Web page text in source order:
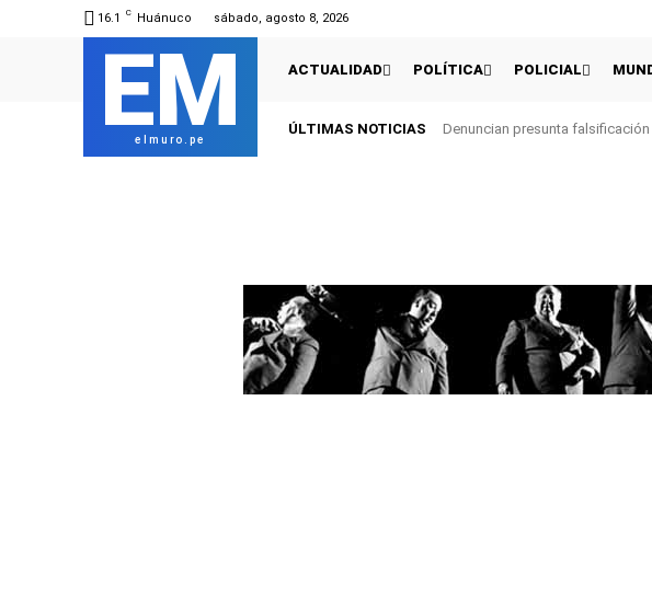
16.1 C Huánuco sábado, agosto 8, 2026
EM
elmuro.pe
ACTUALIDAD POLÍTICA POLICIAL
ÚLTIMAS NOTICIAS Denuncian presunta